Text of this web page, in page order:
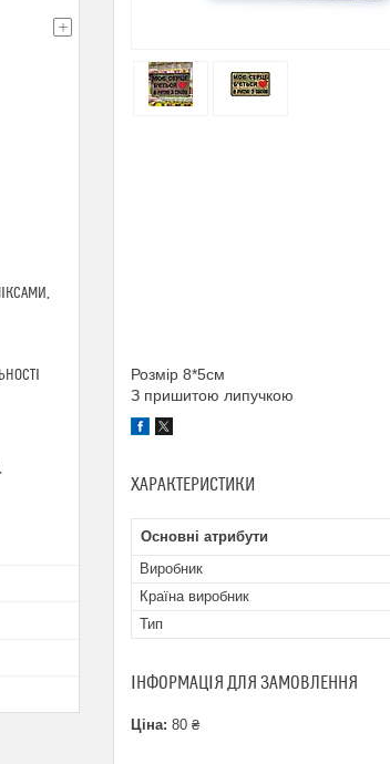
Розмір 8*5см
З пришитою липучкою
ХАРАКТЕРИСТИКИ
Основні атрибути
Виробник
Країна виробник
Тип
ІНФОРМАЦІЯ ДЛЯ ЗАМОВЛЕННЯ
Ціна: 80 ₴